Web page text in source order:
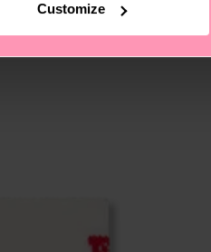
Customize